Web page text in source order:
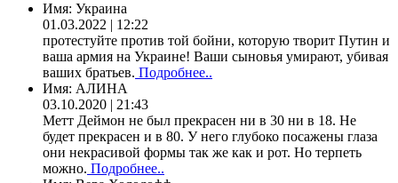
Имя: Украина
01.03.2022 | 12:22
протестуйте против той бойни, которую творит Путин и
ваша армия на Украине! Ваши сыновья умирают, убивая
ваших братьев. Подробнее..
Имя: АЛИНА
03.10.2020 | 21:43
Метт Деймон не был прекрасен ни в 30 ни в 18. Не
будет прекрасен и в 80. У него глубоко посажены глаза
они некрасивой формы так же как и рот. Но терпеть
можно. Подробнее..